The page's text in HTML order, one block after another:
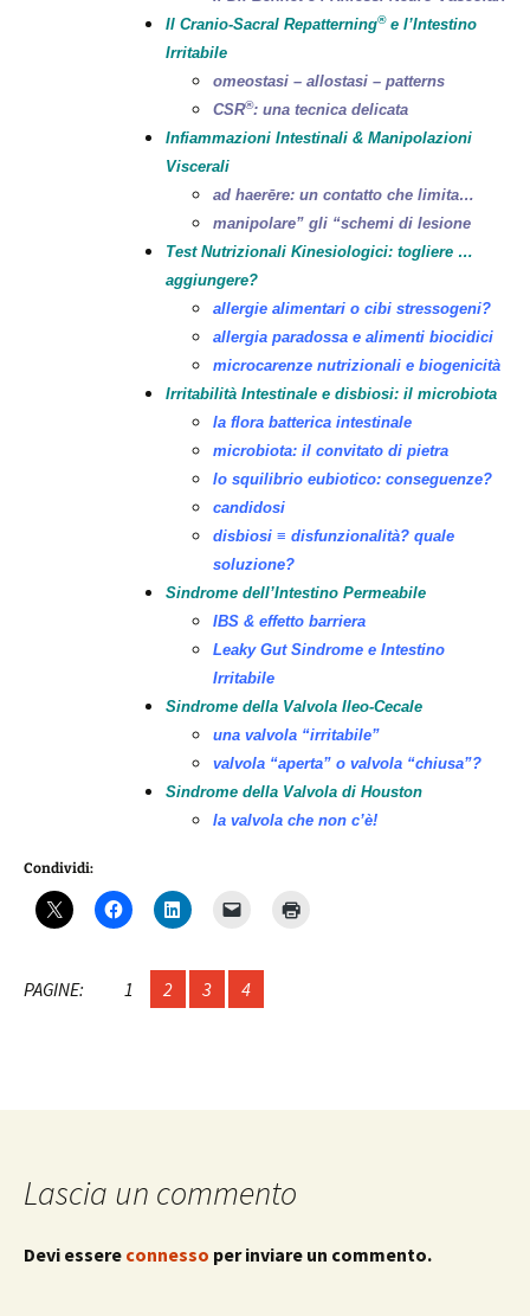
Il Cranio-Sacral Repatterning®e l’Intestino
Irritabile
omeostasi – allostasi – patterns
CSR®: una tecnica delicata
Infiammazioni Intestinali & Manipolazioni
Viscerali
ad haerēre: un contatto che limita…
manipolare” gli “schemi di lesione
Test Nutrizionali Kinesiologici: togliere …
aggiungere?
allergie alimentari o cibi stressogeni?
allergia paradossa e alimenti biocidici
microcarenze nutrizionali e biogenicità
Irritabilità Intestinale e disbiosi: il microbiota
la flora batterica intestinale
microbiota: il convitato di pietra
lo squilibrio eubiotico: conseguenze?
candidosi
disbiosi ≡ disfunzionalità? quale
soluzione?
Sindrome dell’Intestino Permeabile
IBS & effetto barriera
Leaky Gut Sindrome e Intestino
Irritabile
Sindrome della Valvola Ileo-Cecale
una valvola “irritabile”
valvola “aperta” o valvola “chiusa”?
Sindrome della Valvola di Houston
la valvola che non c’è!
Condividi:
PAGINE: 1 2 3 4
Lascia un commento
Devi essere connesso per inviare un commento.